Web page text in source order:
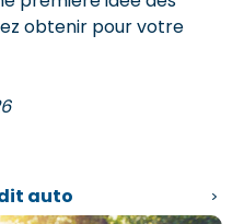
obtenir pour votre
auto